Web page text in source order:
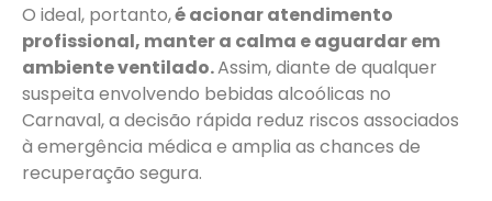
O ideal, portanto,é acionar atendimento
profissional, manter a calma e aguardar em
ambiente ventilado.Assim, diante de qualquer
suspeita envolvendo bebidas alcoólicas no
Carnaval, a decisão rápida reduz riscos associados
à emergência médica e amplia as chances de
recuperação segura.